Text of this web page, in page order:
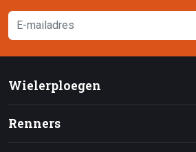
Wielerploegen
Renners